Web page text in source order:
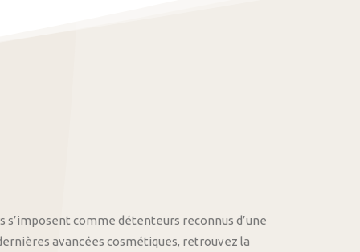
s’imposent comme détenteurs reconnus d’une
avancées cosmétiques, retrouvez la